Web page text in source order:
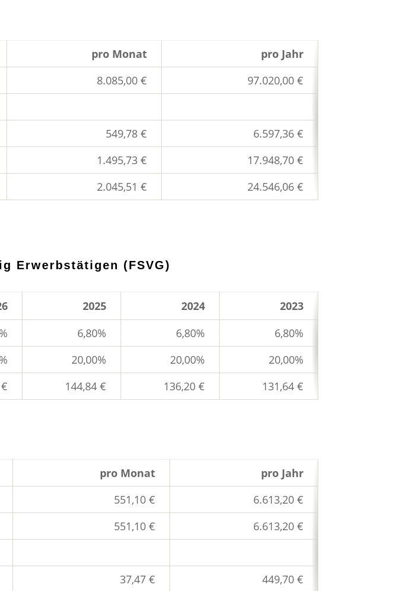
pro Monat
pro Jahr
8.085,00 €
97.020,00 €
549,78 €
6.597,36 €
1.495,73 €
17.948,70 €
2.045,51 € 24.546,06 €
Erwerbstätigen (FSVG)
2025 2024
2023
6,80% 6,80%
6,80%
20,00% 20,00%
20,00%
144,84 € 136,20 € 131,64 €
pro Monat
pro Jahr
551,10 €
6.613,20 €
551,10 €
6.613,20 €
37,47 €
449,70 €